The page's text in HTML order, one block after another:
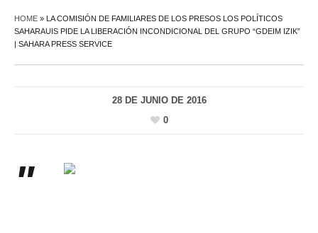
HOME » LA COMISIÓN DE FAMILIARES DE LOS PRESOS LOS POLÍTICOS
SAHARAUIS PIDE LA LIBERACIÓN INCONDICIONAL DEL GRUPO “GDEIM IZIK”
| SAHARA PRESS SERVICE
28 DE JUNIO DE 2016
0